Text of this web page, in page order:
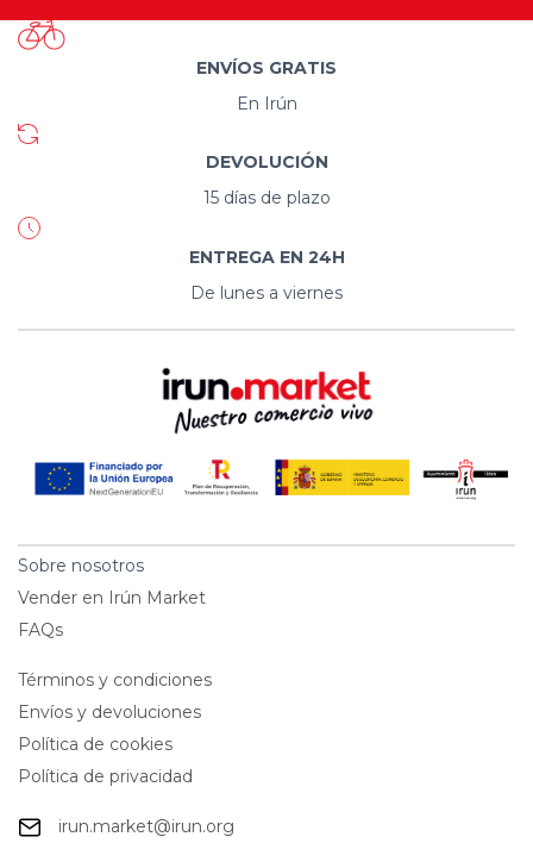
ENVÍOS GRATIS
En Irún
DEVOLUCIÓN
15 días de plazo
ENTREGA EN 24H
De lunes a viernes
Sobre nosotros
Vender en Irún Market
FAQs
Términos y condiciones
Envíos y devoluciones
Política de cookies
Política de privacidad
irun.market@irun.org